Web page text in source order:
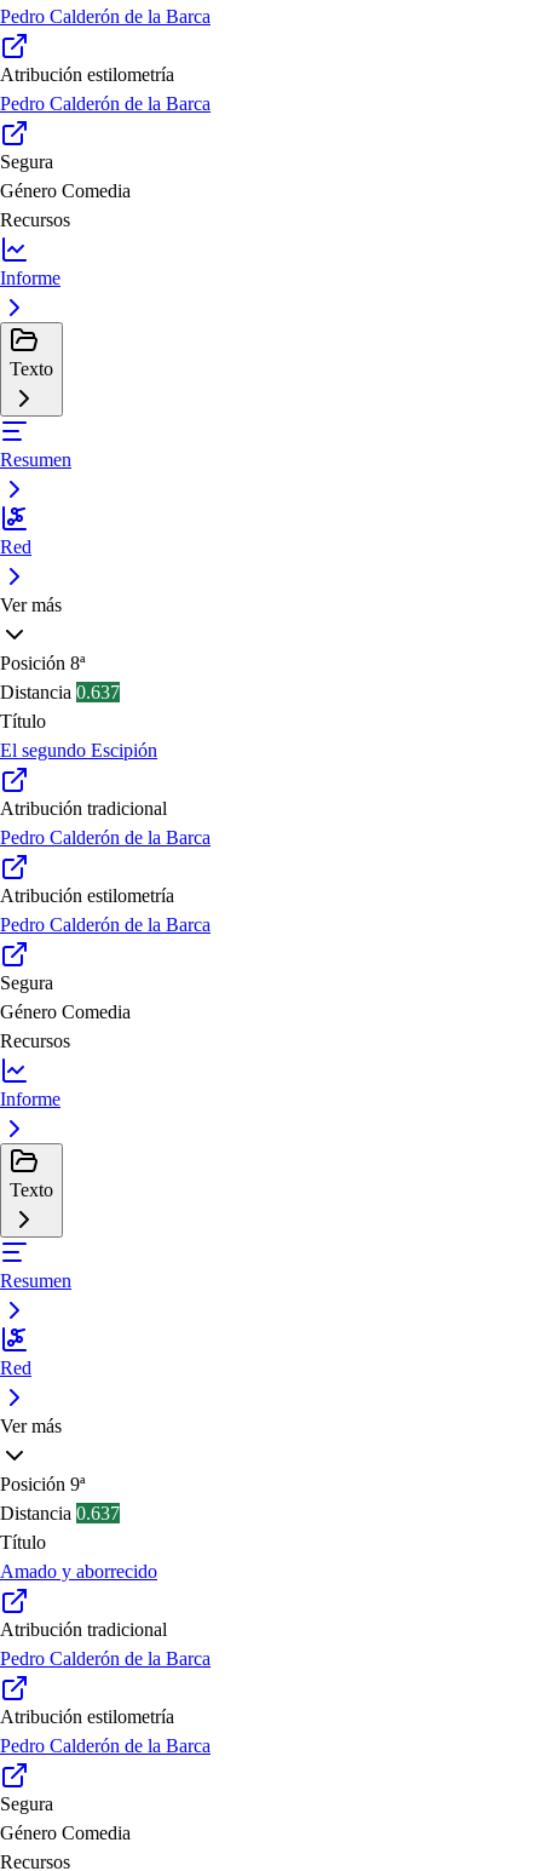
Pedro Calderón de la Barca
Atribución estilometría
Pedro Calderón de la Barca
Segura
Género Comedia
Recursos
Informe
Texto
Resumen
Red
Ver más
Posición 8ª
Distancia 0.637
Título
El segundo Escipión
Atribución tradicional
Pedro Calderón de la Barca
Atribución estilometría
Pedro Calderón de la Barca
Segura
Género Comedia
Recursos
Informe
Texto
Resumen
Red
Ver más
Posición 9ª
Distancia 0.637
Título
Amado y aborrecido
Atribución tradicional
Pedro Calderón de la Barca
Atribución estilometría
Pedro Calderón de la Barca
Segura
Género Comedia
Recursos